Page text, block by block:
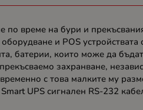
по време на бури и
и POS устройствата
батерии, които може да
захранване,
с това малките му
UPS сигнален RS-232